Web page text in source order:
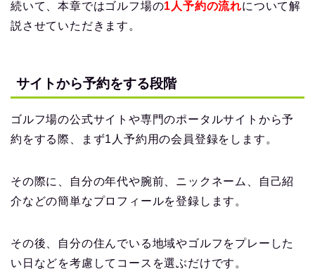
続いて、本章ではゴルフ場の1人予約の流れについて解
説させていただきます。
サイトから予約をする段階
ゴルフ場の公式サイトや専門のポータルサイトから予
約をする際、まず1人予約用の会員登録をします。
その際に、自分の年代や腕前、ニックネーム、自己紹
介などの簡単なプロフィールを登録します。
その後、自分の住んでいる地域やゴルフをプレーした
い日などを考慮してコースを選ぶだけです。